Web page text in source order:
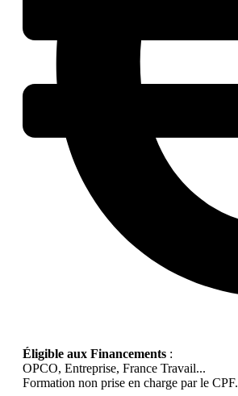
Éligible aux Financements :
OPCO, Entreprise, France Travail...
Formation non prise en charge par le CPF.